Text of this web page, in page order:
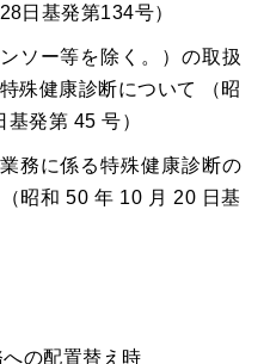
日基発第134号）
ソー等を除く。）の取扱
殊健康診断について （昭
発第 45 号）
務に係る特殊健康診断の
昭和 50 年 10 月 20 日基
への配置替え時